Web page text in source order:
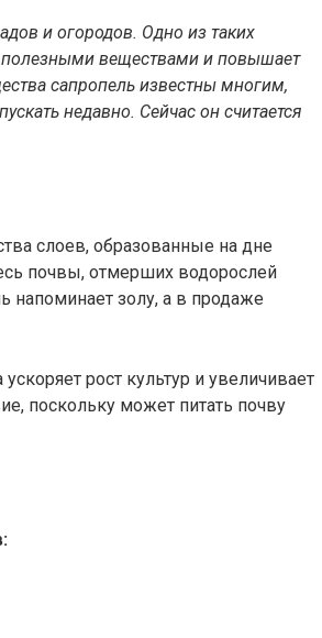
и огородов. Одно из таких
полезными веществами и повышает
сапропель известны многим,
недавно. Сейчас он считается
слоев, образованные на дне
почвы, отмерших водорослей
напоминает золу, а в продаже
рост культур и увеличивает
поскольку может питать почву